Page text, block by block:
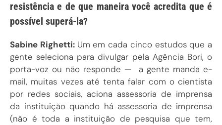
resistência e de que maneira você acredita que é
possível superá-la?
Sabine Righetti: Um em cada cinco estudos que a
gente seleciona para divulgar pela Agência Bori, o
porta-voz ou não responde — a gente manda e-
mail, muitas vezes até tenta falar com o cientista
por redes sociais, aciona assessoria de imprensa
da instituição quando há assessoria de imprensa
(não é toda a instituição de pesquisa que tem,